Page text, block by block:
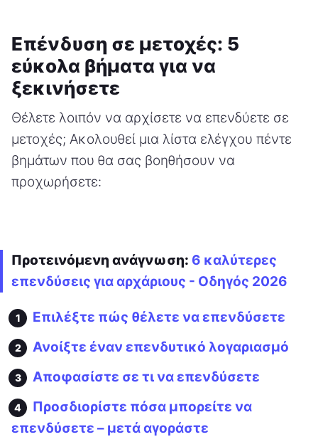
Επένδυση σε μετοχές: 5
εύκολα βήματα για να
ξεκινήσετε
Θέλετε λοιπόν να αρχίσετε να επενδύετε σε
μετοχές; Ακολουθεί μια λίστα ελέγχου πέντε
βημάτων που θα σας βοηθήσουν να
προχωρήσετε:
Προτεινόμενη ανάγνωση: 6 καλύτερες
επενδύσεις για αρχάριους - Οδηγός 2026
Επιλέξτε πώς θέλετε να επενδύσετε
Ανοίξτε έναν επενδυτικό λογαριασμό
Αποφασίστε σε τι να επενδύσετε
Προσδιορίστε πόσα μπορείτε να
επενδύσετε – μετά αγοράστε